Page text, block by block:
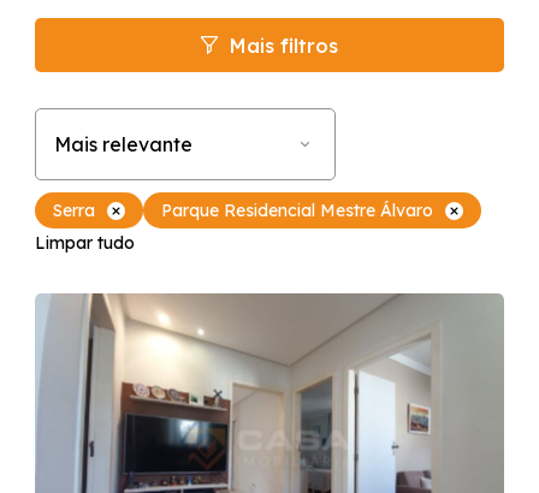
Mais filtros
Mais relevante
Serra
Parque Residencial Mestre Álvaro
Limpar tudo